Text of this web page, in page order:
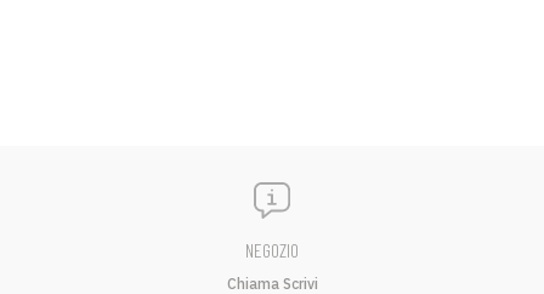
NEGOZIO
Chiama Scrivi